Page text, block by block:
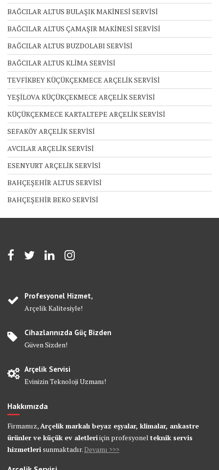
BAĞCILAR ALTUS BULAŞIK MAKİNESİ SERVİSİ
BAĞCILAR ALTUS ÇAMAŞIR MAKİNESİ SERVİSİ
BAĞCILAR ALTUS BUZDOLABI SERVİSİ
BAĞCILAR ALTUS KLİMA SERVİSİ
TEVFİKBEY KÜÇÜKÇEKMECE ARÇELİK SERVİSİ
YEŞİLOVA KÜÇÜKÇEKMECE ARÇELİK SERVİSİ
KÜÇÜKÇEKMECE KARTALTEPE ARÇELİK SERVİSİ
SEFAKÖY ARÇELİK SERVİSİ
AVCILAR ARÇELİK SERVİSİ
ESENYURT ARÇELİK SERVİSİ
BAHÇEŞEHİR ALTUS SERVİSİ
BAHÇEŞEHİR BEKO SERVİSİ
Profesyonel Hizmet,
Arçelik Kalitesiyle!
Cihazlarınızda Güç Bizden
Güven Sizden!
Arçelik Servisi
Evinizin Teknoloji Uzmanı!
Hakkımızda
Firmamız,Arçelik markalı beyaz eşyalar, klimalar, ankastre
ürünler ve küçük ev aletleriiçin profesyonel teknik servis
hizmetleri sunmaktadır.Devamı >>>